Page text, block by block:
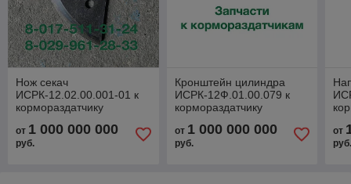
Нож секач
ИСРК-12.02.00.001-01 к
кормораздатчику
от 1 000 000 000
руб.
Кронштейн цилиндра
ИСРК-12Ф.01.00.079 к
кормораздатчику
от 1 000 000 000
руб.
от